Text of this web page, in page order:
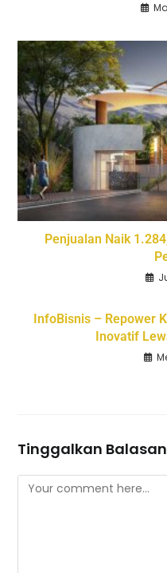
Penjualan Naik
InfoBisnis – Repower
Inovatif
Tinggalkan Balasan